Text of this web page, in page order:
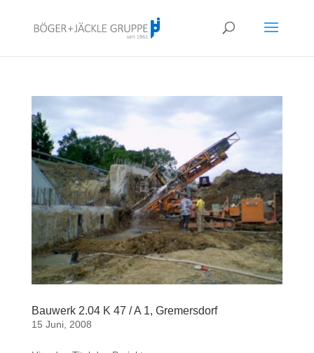
Bauwerk 2.04 K 47 / A 1, Gremersdorf
15 Juni, 2008